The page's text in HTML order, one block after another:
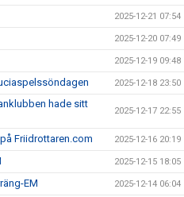
2025-12-21 07:54
2025-12-20 07:49
2025-12-19 09:48
2025-12-18 23:50
hade sitt
2025-12-17 22:55
Friidrottaren.com 2025-12-16 20:19
2025-12-15 18:05
EM 2025-12-14 06:04